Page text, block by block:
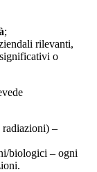
;
rilevanti,
o
–
biologici – ogni